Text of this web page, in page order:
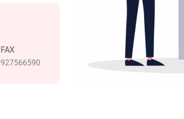
FAX
927566590